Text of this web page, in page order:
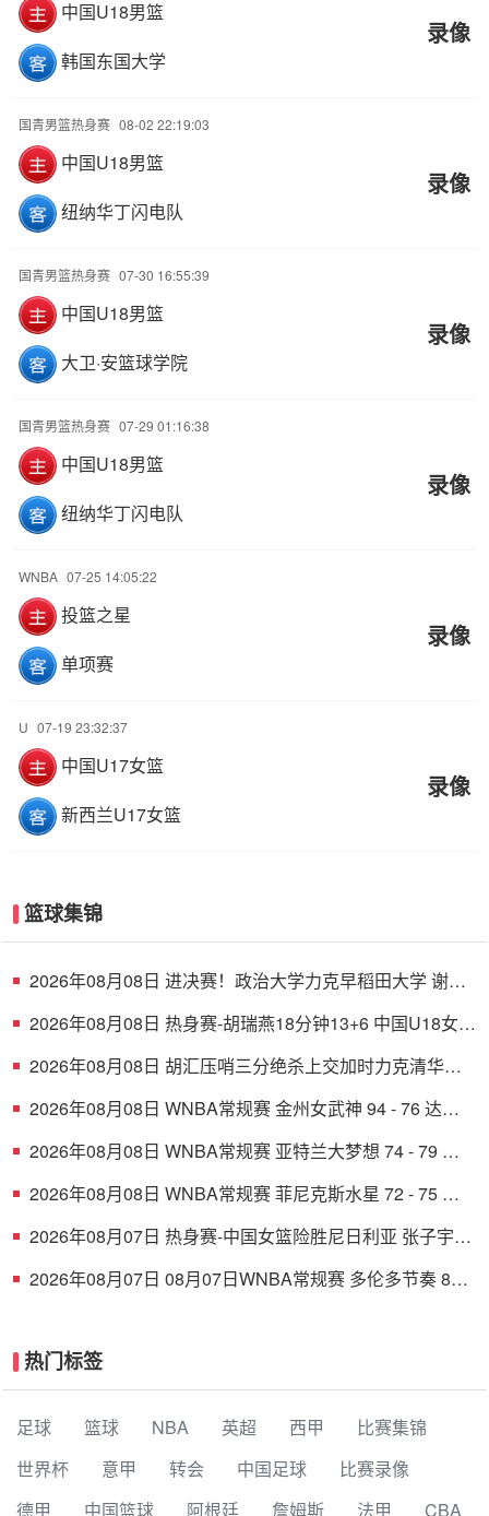
中国U18男篮
韩国东国大学
录像
国青男篮热身赛 08-02 22:19:03
中国U18男篮
纽纳华丁闪电队
录像
国青男篮热身赛 07-30 16:55:39
中国U18男篮
大卫·安篮球学院
录像
国青男篮热身赛 07-29 01:16:38
中国U18男篮
纽纳华丁闪电队
录像
WNBA 07-25 14:05:22
投篮之星
单项赛
录像
U 07-19 23:32:37
中国U17女篮
新西兰U17女篮
录像
篮球集锦
2026年08月08日 进决赛！政治大学力克早稻田大学 谢昀
2026年08月08日 热身赛-胡瑞燕18分钟13+6 中国U18女篮
2026年08月08日 胡汇压哨三分绝杀上交加时力克清华大
2026年08月08日 WNBA常规赛 金州女武神 94 - 76 达拉
2026年08月08日 WNBA常规赛 亚特兰大梦想 74 - 79 华
2026年08月08日 WNBA常规赛 菲尼克斯水星 72 - 75 康
2026年08月07日 热身赛-中国女篮险胜尼日利亚 张子宇
2026年08月07日 08月07日WNBA常规赛 多伦多节奏 83 -
热门标签
足球 篮球 NBA 英超 西甲
比赛集锦
世界杯
意甲 转会 中国足球
比赛录像
德甲
中国篮球 阿根廷 詹姆斯 法甲
CBA